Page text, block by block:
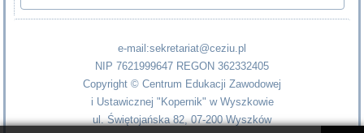
e-mail:sekretariat@ceziu.pl
NIP 7621999647 REGON 362332405
Copyright © Centrum Edukacji Zawodowej
i Ustawicznej "Kopernik" w Wyszkowie
ul. Świętojańska 82, 07-200 Wyszków